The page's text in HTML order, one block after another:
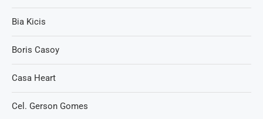
Bia Kicis
Boris Casoy
Casa Heart
Cel. Gerson Gomes